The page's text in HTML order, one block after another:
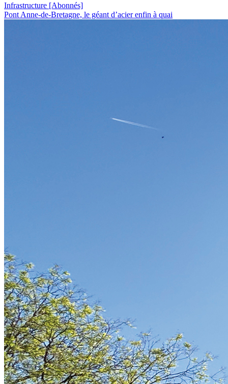
Infrastructure [Abonnés]
Pont Anne-de-Bretagne, le géant d’acier enfin à quai